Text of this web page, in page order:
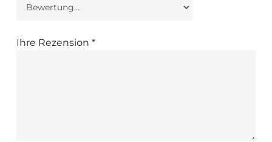
Ihre Rezension *